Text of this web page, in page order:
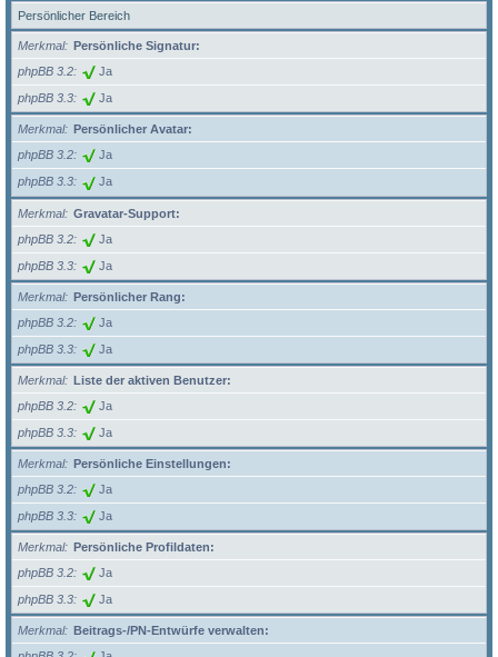
Persönlicher Bereich
Merkmal
Persönliche Signatur:
phpBB 3.2
Ja
phpBB 3.3 Ja
Merkmal
Persönlicher Avatar:
phpBB 3.2
Ja
phpBB 3.3 Ja
Merkmal
Gravatar-Support:
phpBB 3.2
Ja
phpBB 3.3 Ja
Merkmal
Persönlicher Rang:
phpBB 3.2
Ja
phpBB 3.3 Ja
Merkmal
Liste der aktiven Benutzer:
phpBB 3.2
Ja
phpBB 3.3 Ja
Merkmal
Persönliche Einstellungen:
phpBB 3.2
Ja
phpBB 3.3 Ja
Merkmal
Persönliche Profildaten:
phpBB 3.2
Ja
phpBB 3.3 Ja
Merkmal
Beitrags-/PN-Entwürfe verwalten: